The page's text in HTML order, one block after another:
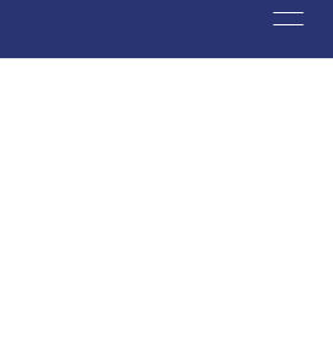
اقتصاد